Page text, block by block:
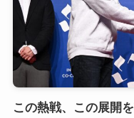
この熱戦、この展開